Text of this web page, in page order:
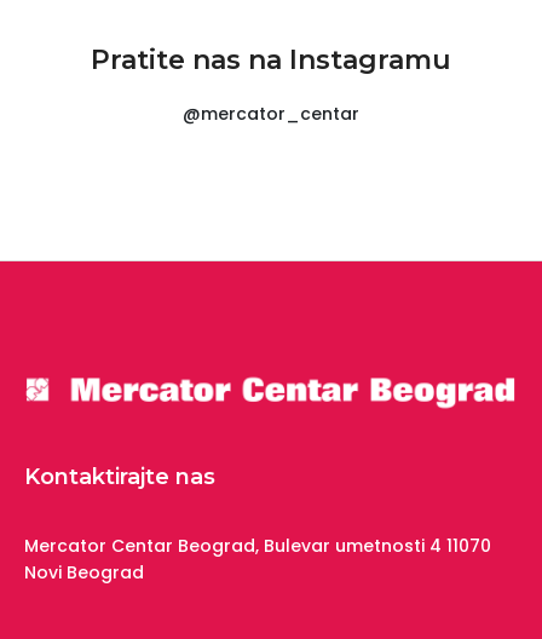
Pratite nas na Instagramu
@mercator_centar
Kontaktirajte nas
Mercator Centar Beograd, Bulevar umetnosti 4 11070
Novi Beograd